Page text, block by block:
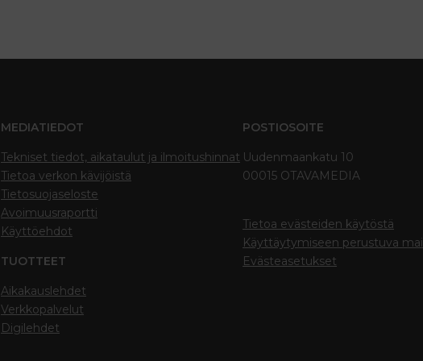
MEDIATIEDOT
Tekniset tiedot, aikataulut ja ilmoitushinnat
Tietoa verkon kävijöistä
Tietosuojaseloste
Avoimuusraportti
Käyttöehdot
TUOTTEET
Aikakauslehdet
Verkkopalvelut
Digilehdet
POSTIOSOITE
Uudenmaankatu 10
00015 OTAVAMEDIA
Tietoa evästeiden käytöstä
Käyttäytymiseen perustuva
Evästeasetukset